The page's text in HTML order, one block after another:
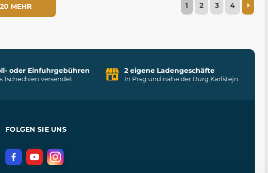
20 MEHR 1 2 3 4
oder Einfuhrgebühren
Tschechien versendet
2 eigene Ladengeschäfte
In Prag und nahe der Burg Karlštejn
FOLGEN SIE UNS